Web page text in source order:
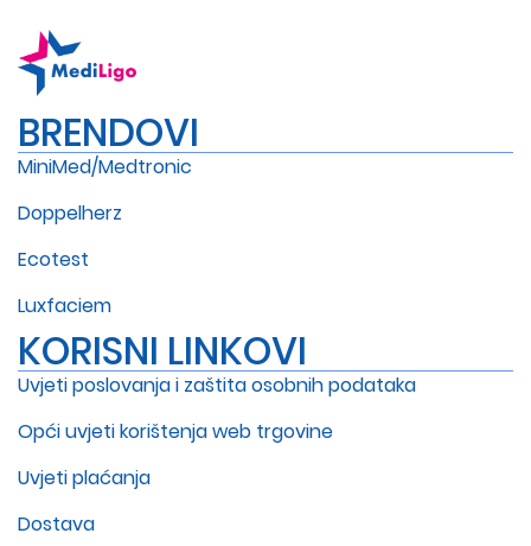
BRENDOVI
MiniMed/Medtronic
Doppelherz
Ecotest
Luxfaciem
KORISNI LINKOVI
Uvjeti poslovanja i zaštita osobnih podataka
Opći uvjeti korištenja web trgovine
Uvjeti plaćanja
Dostava